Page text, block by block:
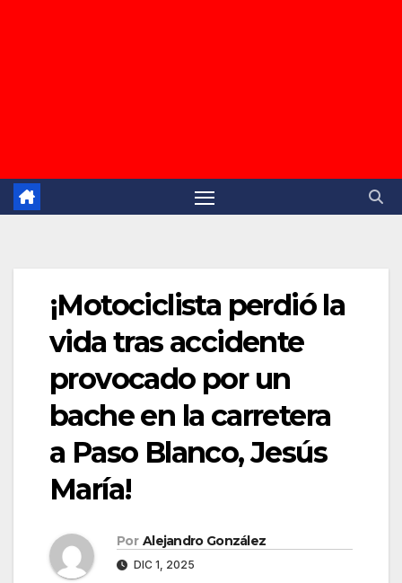
¡Motociclista perdió la
vida tras accidente
provocado por un
bache en la carretera
a Paso Blanco, Jesús
María!
Por Alejandro González
DIC 1, 2025